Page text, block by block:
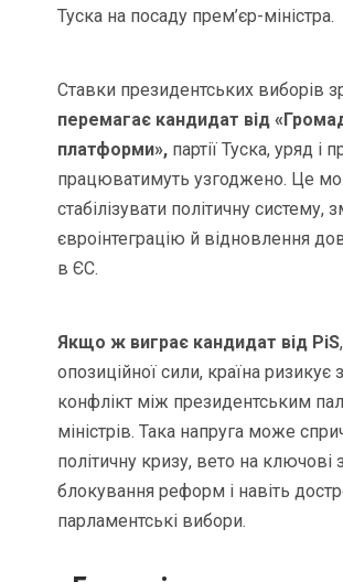
Туска на посаду прем’єр-міністра.
Ставки президентських виборів
перемагає кандидат від
платформи», партії Туска, уряд і
працюватимуть узгоджено. Це
стабілізувати політичну систему,
євроінтеграцію й відновлення
в ЄС.
Якщо ж виграє кандидат від PiS
опозиційної сили, країна ризикує
конфлікт між президентським
міністрів. Така напруга може
політичну кризу, вето на ключові
блокування реформ і навіть
парламентські вибори.